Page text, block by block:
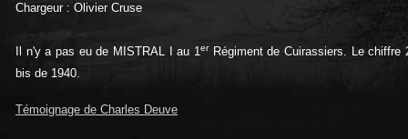
Chargeur : Olivier Cruse
Il n'y a pas eu de MISTRAL I au 1erRégiment de Cuirassiers. Le chiffre
bis de 1940.
Témoignage de Charles Deuve